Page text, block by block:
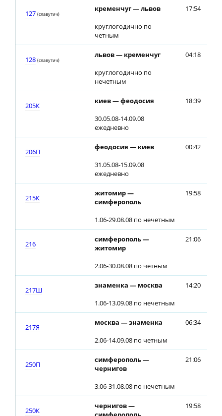
127 (славутич)
кременчуг — львов
круглогодично по
четным
17:54
128 (славутич)
львов — кременчуг
круглогодично по
нечетным
04:18
205К
киев — феодосия
30.05.08-14.09.08
ежедневно
18:39
206П
феодосия — киев
31.05.08-15.09.08
ежедневно
00:42
215К
житомир —
симферополь
1.06-29.08.08 по нечетным
19:58
216
симферополь —
житомир
2.06-30.08.08 по четным
21:06
217Ш
знаменка — москва
1.06-13.09.08 по нечетным
14:20
217Я
москва — знаменка
2.06-14.09.08 по четным
06:34
250П
симферополь —
чернигов
3.06-31.08.08 по нечетным
21:06
250К
чернигов —
19:58